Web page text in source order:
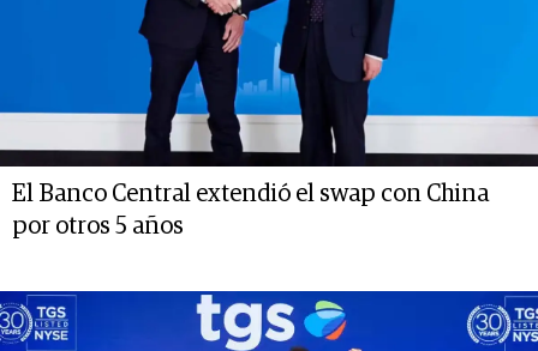
El Banco Central extendió el swap con China
por otros 5 años